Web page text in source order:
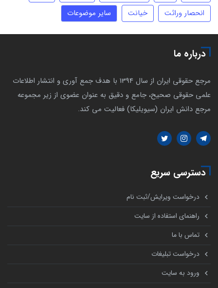
انحصار وراثت
خیانت سایر موضوعات
درباره ما
مرجع حقوقی ایران از سال 1394 با هدف جمع آوری و انتشار اطلاعات
علمی حقوقی صحیح، جامع و دقیق به عنوان عضوی از زیر مجموعه
مرجع دانش ایران (سیویلیکا) فعالیت می کند.
دسترسی سریع
درخواست ویرایش/ثبت نام
راهنمای استفاده از سایت
تماس با ما
درخواست تبلیغات
ورود به سایت